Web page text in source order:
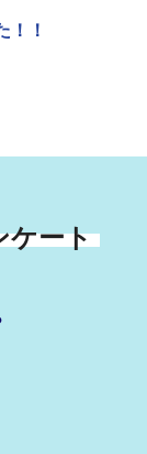
！！
ケート